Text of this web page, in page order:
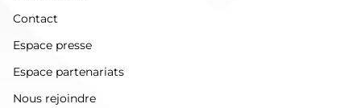
Contact
Espace presse
Espace partenariats
Nous rejoindre